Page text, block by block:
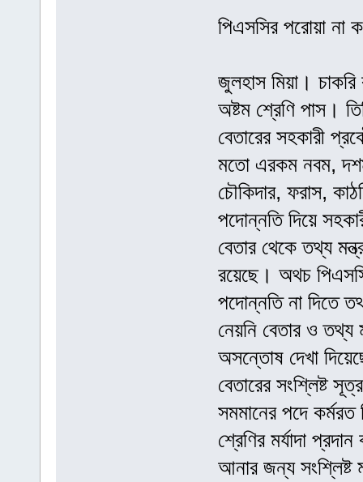
পিএসসির পরোয়া
জুলহাস মিয়া। চাকরি
অষ্টম শ্রেণি পাস।
বেতারের সহকারী
মতো এরকম নবম,
চৌকিদার, ফরাস,
পদোন্নতি দিয়ে
বেতার থেকে তথ্য
রয়েছে। অথচ
পদোন্নতি না দিতে
নেয়নি বেতার ও তথ্য
অসন্তোষ দেখা
বেতারের সংশ্লিষ্ট
সমমানের পদে কর্মরত
শ্রেণির মর্যাদা
আনার জন্য সংশ্লিষ্ট